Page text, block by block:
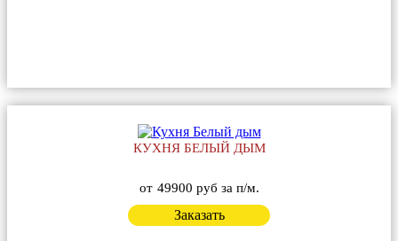
КУХНЯ БЕЛЫЙ ДЫМ
от 49900 руб за п/м.
Заказать